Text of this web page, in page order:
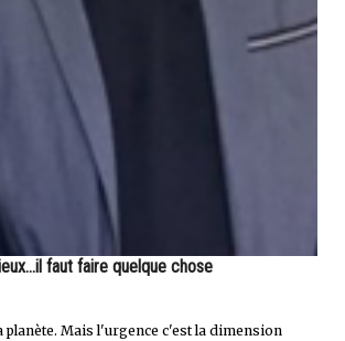
faut faire quelque chose
planète. Mais l'urgence c'est la dimension